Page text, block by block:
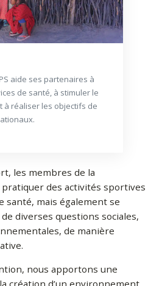
aide ses partenaires à
de santé, à stimuler le
à réaliser les objectifs de
les membres de la
des activités sportives
santé, mais également se
diverses questions sociales,
de manière
nous apportons une